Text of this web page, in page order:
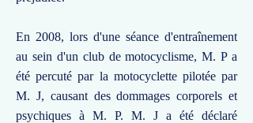
En 2008, lors d'une séance d'entraînement
au sein d'un club de motocyclisme, M. P a
été percuté par la motocyclette pilotée par
M. J, causant des dommages corporels et
psychiques à M. P. M. J a été déclaré